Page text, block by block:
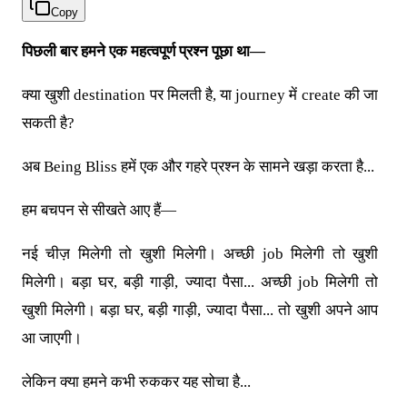
Copy
पिछली बार हमने एक महत्वपूर्ण प्रश्न पूछा था—
क्या खुशी destination पर मिलती है, या journey में create की जा
सकती है?
अब Being Bliss हमें एक और गहरे प्रश्न के सामने खड़ा करता है...
हम बचपन से सीखते आए हैं—
नई चीज़ मिलेगी तो खुशी मिलेगी। अच्छी job मिलेगी तो खुशी
मिलेगी। बड़ा घर, बड़ी गाड़ी, ज्यादा पैसा... अच्छी job मिलेगी तो
खुशी मिलेगी। बड़ा घर, बड़ी गाड़ी, ज्यादा पैसा... तो खुशी अपने आप
आ जाएगी।
लेकिन क्या हमने कभी रुककर यह सोचा है...